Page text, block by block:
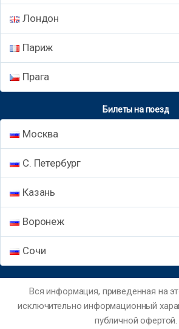
Лондон
Париж
Прага
Билеты на поезд
Москва
С. Петербург
Казань
Воронеж
Сочи
Вся информация, приведенная на
исключительно информационный
публичной офертой.